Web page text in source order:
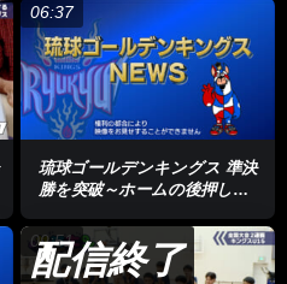
06:37
琉球ゴールデンキングス 準決
勝を突破～ホームの後押しで5
09:51
配信終了